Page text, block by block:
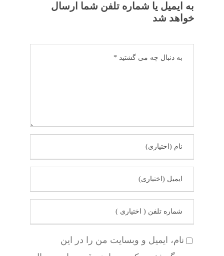
به ایمیل یا شماره تلفن شما ارسال
خواهد شد
نام، ایمیل و وبسایت من را در این